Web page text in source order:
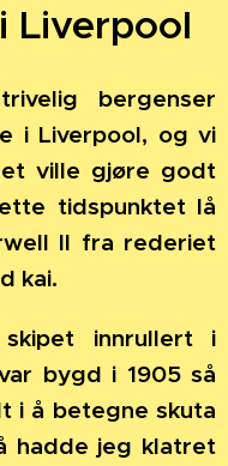
Liverpool
bergenser
i Liverpool, og vi
ville gjøre godt
tidspunktet lå
II fra rederiet
kai.
innrullert i
bygd i 1905 så
i å betegne skuta
hadde jeg klatret